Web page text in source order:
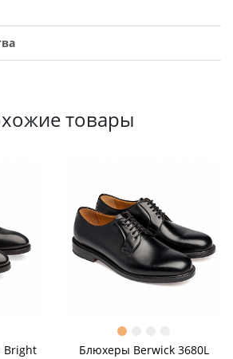
товары
Bright
Блюхеры Berwick 3680L